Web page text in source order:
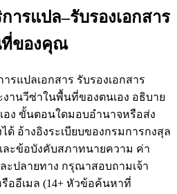
ารแปล–รับรองเอกสาร
ที่ของคุณ
แปลเอกสาร รับรองเอกสาร
านวีซ่าในพื้นที่ของตนเอง อธิบาย
อง ขั้นตอนใดมอบอำนาจหรือส่ง
ด้ อ้างอิงระเบียบของกรมการกงสุล
ละข้อบังคับสภาทนายความ ค่า
ะปลายทาง กรุณาสอบถามเจ้า
ออีเมล (14+ หัวข้อค้นหาที่